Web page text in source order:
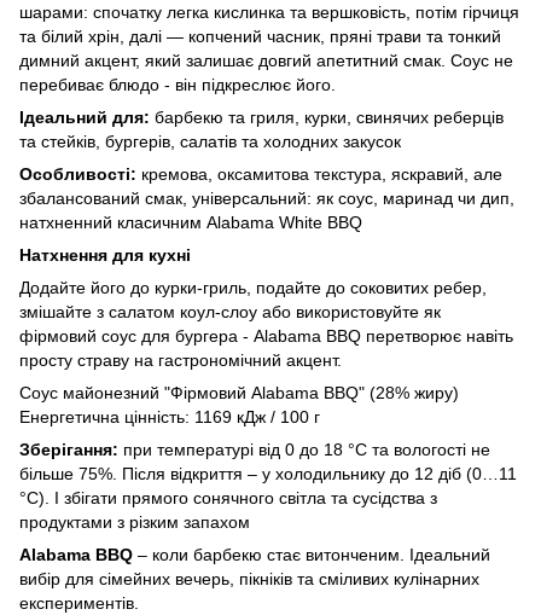
шарами: спочатку легка кислинка та вершковість, потім гірчиця
та білий хрін, далі — копчений часник, пряні трави та тонкий
димний акцент, який залишає довгий апетитний смак. Соус не
перебиває блюдо - він підкреслює його.
Ідеальний для: барбекю та гриля, курки, свинячих реберців
та стейків, бургерів, салатів та холодних закусок
Особливості: кремова, оксамитова текстура, яскравий, але
збалансований смак, універсальний: як соус, маринад чи дип,
натхненний класичним Alabama White BBQ
Натхнення для кухні
Додайте його до курки-гриль, подайте до соковитих ребер,
змішайте з салатом коул-слоу або використовуйте як
фірмовий соус для бургера - Alabama BBQ перетворює навіть
просту страву на гастрономічний акцент.
Соус майонезний "Фірмовий Alabama BBQ" (28% жиру)
Енергетична цінність: 1169 кДж / 100 г
Зберігання: при температурі від 0 до 18 °C та вологості не
більше 75%. Після відкриття – у холодильнику до 12 діб (0…11
°C). І збігати прямого сонячного світла та сусідства з
продуктами з різким запахом
Alabama BBQ – коли барбекю стає витонченим. Ідеальний
вибір для сімейних вечерь, пікніків та сміливих кулінарних
експериментів.